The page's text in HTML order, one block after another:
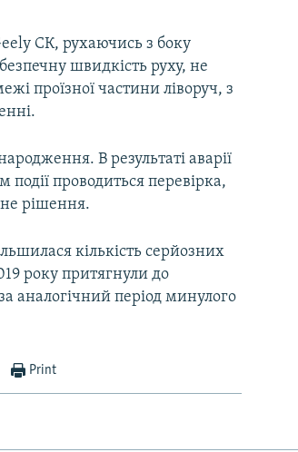
СК, рухаючись з боку
швидкість руху, не
проїзної частини ліворуч, з
В результаті аварії
проводиться перевірка,
рішення.
кількість серйозних
року притягнули до
аналогічний період минулого
Print